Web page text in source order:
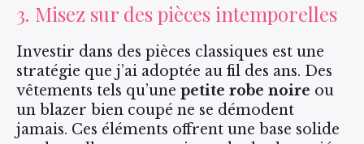
3. Misez sur des pièces intemporelles
Investir dans des pièces classiques est une
stratégie que j’ai adoptée au fil des ans. Des
vêtements tels qu’une petite robe noire ou
un blazer bien coupé ne se démodent
jamais. Ces éléments offrent une base solide